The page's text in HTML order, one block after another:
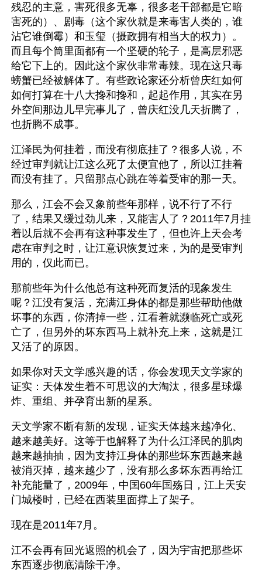
残忍的主意，害死很多无辜，很多老干部都是它暗
害死的）、剧毒（这个家伙就是来毒害人类的，谁
沾它谁倒霉）和玉玺（摄政拥有相当大的权力）。
而且每个筒里面都有一个坚硬的轮子，是高层邪恶
给它下上的。因此这个家伙非常毒辣。现在这只毒
螃蟹已经被解体了。有些政论家还分析曾庆红如何
如何打算在十八大搀和搀和，起起作用，其实在另
外空间那边儿早完事儿了，曾庆红没几天折腾了，
也折腾不成事。
江泽民为何挂着，而没有彻底挂了？很多人说，不
经过审判就让江这么死了太便宜他了，所以江挂着
而没有挂了。只留那点心跳在等着受审的那一天。
那么，江会不会又象前些年那样，说不行了不行
了，结果又缓过劲儿来，又能害人了？2011年7月挂
着以后就不会再有这种事发生了，但也许上天会考
虑在审判之时，让江意识恢复过来，为的是受审判
用的，仅此而已。
那前些年为什么他总有这种死而复活的现象发生
呢？江没有复活，充满江身体的都是那些帮助他做
坏事的东西，你清掉一些，江看着就濒临死亡或死
亡了，但另外的坏东西马上就补充上来，这就是江
又活了的原因。
如果你对天文学感兴趣的话，你会发现天文学家的
证实：天体发生着不可思议的大淘汰，很多星球爆
炸、重组、并孕育出新的星系。
天文学家不断有新的发现，证实天体越来越净化、
越来越美好。这等于也解释了为什么江泽民的肌肉
越来越抽抽，因为支持江身体的那些坏东西越来越
被消灭掉，越来越少了，没有那么多坏东西再给江
补充能量了，2009年，中国60年国殇日，江上天安
门城楼时，已经在西装里面撑上了架子。
现在是2011年7月。
江不会再有回光返照的机会了，因为宇宙把那些坏
东西逐步彻底清除干净。